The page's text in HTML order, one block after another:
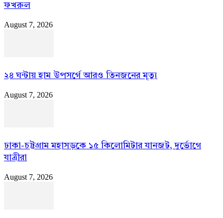
ফখরুল
August 7, 2026
২৪ ঘন্টায় হাম উপসর্গে আরও তিনজনের মৃত্যু
August 7, 2026
ঢাকা-চট্টগ্রাম মহাসড়কে ১৫ কিলোমিটার যানজট, দুর্ভোগে
যাত্রীরা
August 7, 2026